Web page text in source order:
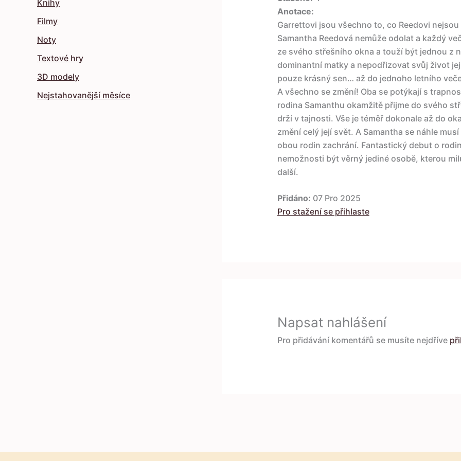
Knihy
Filmy
Noty
Textové hry
3D modely
Nejstahovanější měsíce
Anotace:
Garrettovi jsou všechno to, co Reedovi
Samantha Reedová nemůže odolat a každý
ze svého střešního okna a touží být jednou z
dominantní matky a nepodřizovat svůj život
pouze krásný sen… až do jednoho letního
A všechno se změní! Oba se potýkají s
rodina Samanthu okamžitě přijme do svého
drží v tajnosti. Vše je téměř dokonale až do
změní celý její svět. A Samantha se náhle
obou rodin zachrání. Fantastický debut o
nemožnosti být věrný jediné osobě, kterou
další.
Přidáno: 07 Pro 2025
Pro stažení se přihlaste
Napsat nahlášení
Pro přidávání komentářů se musíte nejdříve